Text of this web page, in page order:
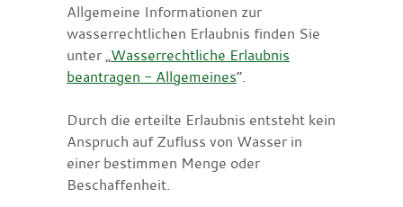
Allgemeine Informationen zur
wasserrechtlichen Erlaubnis finden Sie
unter „Wasserrechtliche Erlaubnis
beantragen - Allgemeines“.
Durch die erteilte Erlaubnis entsteht kein
Anspruch auf Zufluss von Wasser in
einer bestimmen Menge oder
Beschaffenheit.